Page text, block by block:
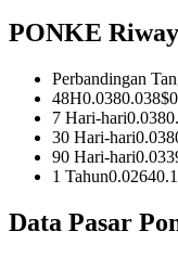
USDC Berjangka
PONKE
Perbandingan
48H0.0380.038$0
7 Hari-hari0.038
30 Hari-hari0.038
90 Hari-hari
1 Tahun0.0264
Data Pasar